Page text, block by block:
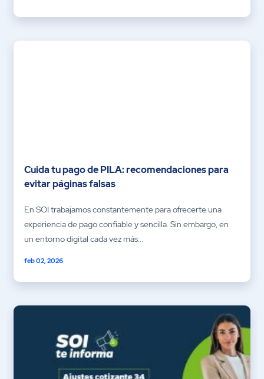
Cuida tu pago de PILA: recomendaciones para
evitar páginas falsas
En SOI trabajamos constantemente para ofrecerte una
experiencia de pago confiable y sencilla. Sin embargo, en
un entorno digital cada vez más...
feb 02, 2026